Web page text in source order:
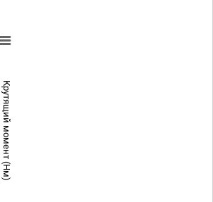
Крутящий момент (Нм)